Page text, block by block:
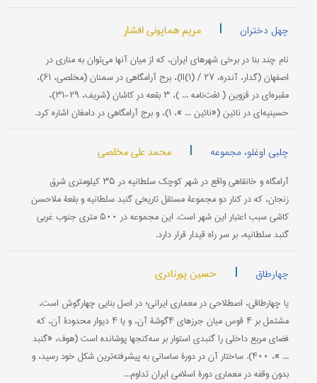
چهل دختران | مریم همایونی افشار
نام چند بنا در برخی شهرهای ایران، که از میان آنها می‌توان به مناری در
اصفهان (گدار، آندره، II(۱) / ۲۷)، برج آرامگاهی در سمنان (مخلصی، ۶۱)،
مقبره‌ای در قزوین ( لغت‌نامه ... )، ۳ بقعه در کاشان (شریف، ۲۹-۳۱)،
حسینیه‌ای در نائین («نائین ... »، ۱)، و برج آرامگاهی در دامغان اشاره کرد.
چلبی اوغلو، مجموعه | محمد علی مخلصی
آرامگاه و خانقاهی واقع در شهر کوچک سلطانیه در ۳۵ کیلومتری شرق
زنجان، که در کنار دو مجموعۀ مستقل تاریخی گنبد سلطانیه و بقعۀ ملاحسن
کاشی سبب اعتبار این شهر است. این مجموعه در ۵۰۰ متری جنوب غربی
گنبد سلطانیه، بر سر راه قیدار قرار دارد.
چهارطاق | حسین پورنادری
یا چهارطاقی، اصطلاحی در معماری ایرانی؛ در اصل بنایی چهارگوش است،
مشتمل بر ۴ قوس میان جرزهای ۴گوشۀ آن، و یا ۴ دیوار محدودۀ آن، که
فضای مربع داخلی را گنبدی استوار بر سه‌کنجها پوشانده است (هوف، «گنبد
... »، ۴۰۰). ساختار آن در دورۀ ساسانی به پیشرفته‌ترین شکل خود رسید، و
بدون وقفه در معماری دورۀ اسلامی ایران تداوم...